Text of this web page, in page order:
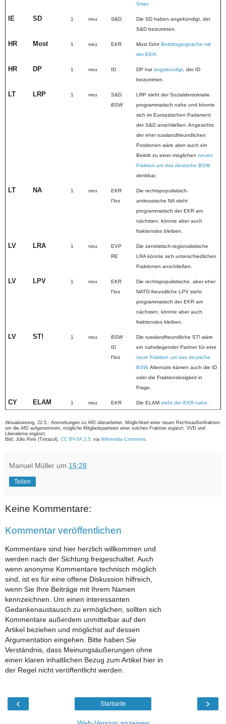
Smer.
IE SD 1 neu S&D
Die SD haben angekündigt, der
S&D beizutreten.
HR Most 1 neu EKR Most führt Beitrittsgespräche mit
der EKR
HR DP 1 neu ID DP hat angekündigt , der ID
beizutreten.
LT LRP 1 neu
S&D
BSW
LRP steht der Sozialdemokratie
programmatisch nahe und könnte
sich im Europäischen Parlament
der S&D anschließen. Angesichts
der eher russlandfreundlichen
Positionen wäre aber auch ein
Beitritt zu einer möglichen neuen
Fraktion um das deutsche BSW
denkbar.
LT NA 1 neu
EKR
fʼlos
Die rechtspopulistisch-
antirussische NA steht
programmatisch der EKR am
nächsten, könnte aber auch
fraktionslos bleiben.
LV LRA 1 neu
EVP
RE
Die zentristisch-regionalistische
LRA könnte sich unterschiedlichen
Fraktionen anschließen.
LV LPV 1 neu
EKR
fʼlos
Die rechtspopulistische, aber eher
NATO-freundliche LPV steht
programmatisch der EKR am
nächsten, könnte aber auch
fraktionslos bleiben.
LV ST! 1 neu
BSW
ID
fʼlos
Die russlandfreundliche ST! wäre
ein naheliegender Partner für eine
neue Fraktion um das deutsche
BSW. Alternativ kämen auch die ID
oder die Fraktionslosigkeit in
Frage.
CY ELAM 1 neu EKR Die ELAM steht der EKR nahe
Aktualisierung, 22.5.: Anmerkungen zu AfD überarbeitet, Möglichkeit einer neuen Rechtsaußenfraktion
um die AfD aufgenommen, mögliche Mitgliedsparteien einer solchen Fraktion ergänzt. VVD und
Liberalerna ergänzt.
Bild: Júlio Reis (Tintazul), CC BY-SA 2.5 , via Wikimedia Commons
Manuel Müller um 15:28
Teilen
Keine Kommentare:
Kommentar veröffentlichen
Kommentare sind hier herzlich willkommen und
werden nach der Sichtung freigeschaltet. Auch
wenn anonyme Kommentare technisch möglich
sind, ist es für eine offene Diskussion hilfreich,
wenn Sie Ihre Beiträge mit Ihrem Namen
kennzeichnen. Um einen interessanten
Gedankenaustausch zu ermöglichen, sollten sich
Kommentare außerdem unmittelbar auf den
Artikel beziehen und möglichst auf dessen
Argumentation eingehen. Bitte haben Sie
Verständnis, dass Meinungsäußerungen ohne
einen klaren inhaltlichen Bezug zum Artikel hier in
der Regel nicht veröffentlicht werden.
‹ ›
Startseite